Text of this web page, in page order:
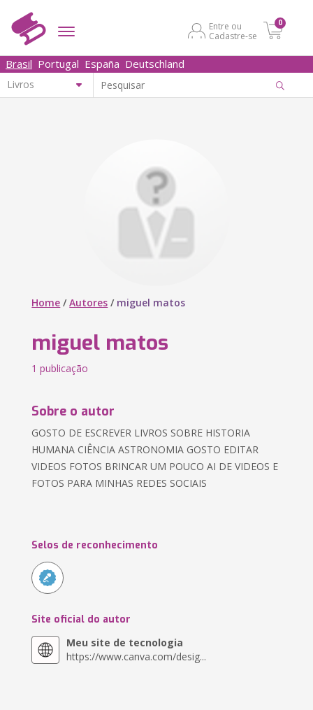
Entre ou
Cadastre-se
0
Brasil Portugal España Deutschland
Home /Autores / miguel matos
miguel matos
1 publicação
Sobre o autor
GOSTO DE ESCREVER LIVROS SOBRE HISTORIA
HUMANA CIÊNCIA ASTRONOMIA GOSTO EDITAR
VIDEOS FOTOS BRINCAR UM POUCO AI DE VIDEOS E
FOTOS PARA MINHAS REDES SOCIAIS
Selos de reconhecimento
Site oficial do autor
Meu site de tecnologia
https://www.canva.com/desig...